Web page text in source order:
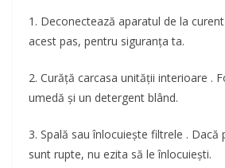
1. Deconectează aparatul de la
acest pas, pentru siguranța ta.
2. Curăță carcasa unității interioare .
umedă și un detergent blând.
3. Spală sau înlocuiește filtrele . Dacă
sunt rupte, nu ezita să le înlocuiești.